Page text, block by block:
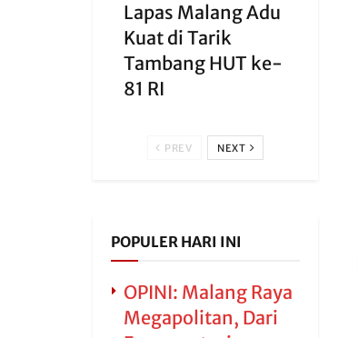
Lapas Malang Adu
Kuat di Tarik
Tambang HUT ke-
81 RI
PREV NEXT
POPULER HARI INI
OPINI: Malang Raya
Megapolitan, Dari